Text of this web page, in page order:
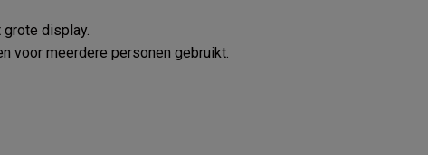
grote display.
voor meerdere personen gebruikt.